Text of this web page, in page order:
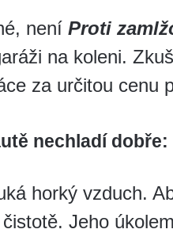
není Proti
na koleni.
za určitou cenu
nechladí
horký vzduch.
Jeho